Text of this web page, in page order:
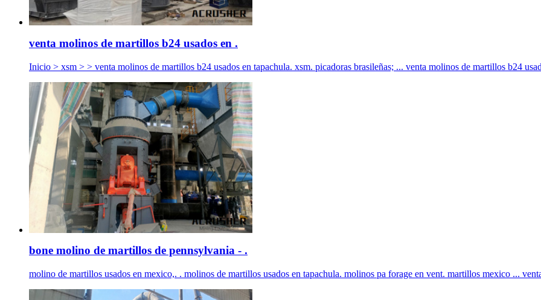
venta molinos de martillos b24 usados en .
Inicio > xsm > > venta molinos de martillos b24 usados en tapachula. xsm. picadoras brasileñas; ... venta molinos de martillos b24
bone molino de martillos de pennsylvania - .
molino de martillos usados en mexico,. . molinos de martillos usados en tapachula. molinos pa forage en vent. martillos mexico ...